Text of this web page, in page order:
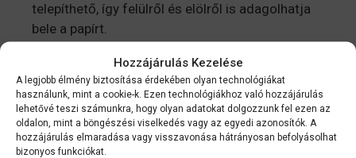
Hozzájárulás Kezelése
A legjobb élmény biztosítása érdekében olyan technológiákat
használunk, mint a cookie-k. Ezen technológiákhoz való hozzájárulás
lehetővé teszi számunkra, hogy olyan adatokat dolgozzunk fel ezen az
oldalon, mint a böngészési viselkedés vagy az egyedi azonosítók. A
hozzájárulás elmaradása vagy visszavonása hátrányosan befolyásolhat
bizonyos funkciókat.
telepíthető, így felülről és elölről is adagolhatja
bele a papírt.
Kiváló minőség és sokoldalúság
Az új DM-D30 opcionális kijelzőt úgy terveztük,
hogy illeszkedjen a TM-m30 nyomtató modern
kialakításához, emellett opcionális táblagéptartó